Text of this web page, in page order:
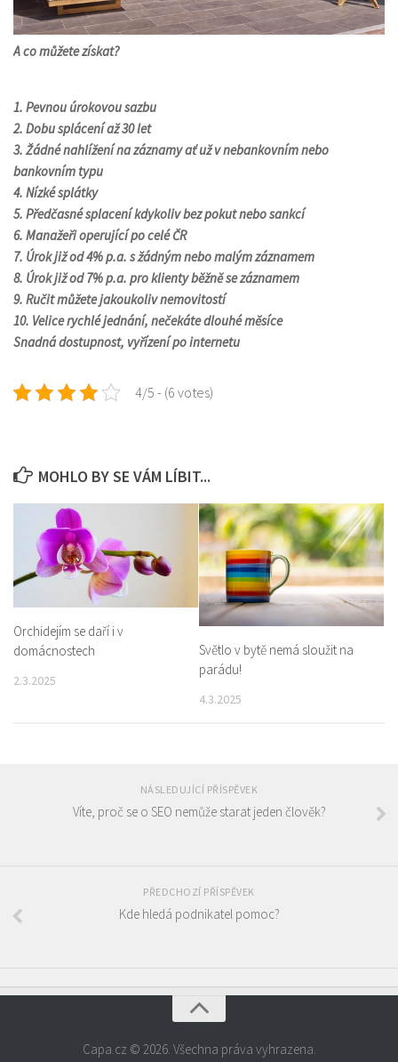
A co můžete získat?
1. Pevnou úrokovou sazbu
2. Dobu splácení až 30 let
3. Žádné nahlížení na záznamy ať už v nebankovním nebo
bankovním typu
4. Nízké splátky
5. Předčasné splacení kdykoliv bez pokut nebo sankcí
6. Manažeři operující po celé ČR
7. Úrok již od 4% p.a. s žádným nebo malým záznamem
8. Úrok již od 7% p.a. pro klienty běžně se záznamem
9. Ručit můžete jakoukoliv nemovitostí
10. Velice rychlé jednání, nečekáte dlouhé měsíce
Snadná dostupnost, vyřízení po internetu
4/5 - (6 votes)
MOHLO BY SE VÁM LÍBIT...
Orchidejím se daří i v
domácnostech
2.3.2025
Světlo v bytě nemá sloužit na
parádu!
4.3.2025
NÁSLEDUJÍCÍ PŘÍSPĚVEK
Víte, proč se o SEO nemůže starat jeden člověk?
PŘEDCHOZÍ PŘÍSPĚVEK
Kde hledá podnikatel pomoc?
Capa.cz © 2026. Všechna práva vyhrazena.